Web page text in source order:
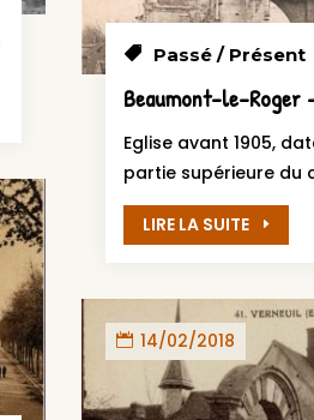
Passé / Présent
Eglise avant 1905,
partie supérieure du
LIRE LA SUITE
14/02/2018